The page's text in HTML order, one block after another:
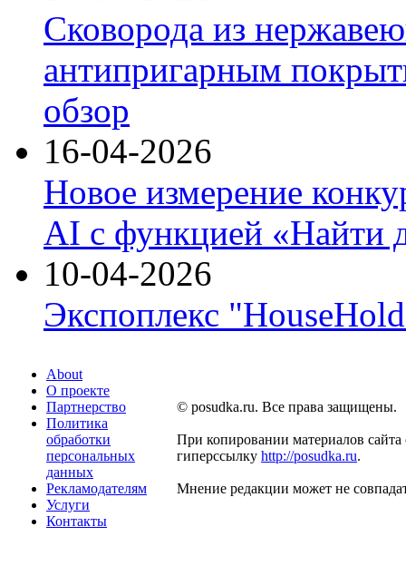
Сковорода из
антипригарным
обзор
16-04-2026
Новое измерение
AI с функцией «Найти
10-04-2026
Экспоплекс
About
О проекте
Партнерство
Политика
обработки
персональных
данных
Рекламодателям
Услуги
Контакты
© posudka.ru. Все права защищены.
При копировании материалов сайта
гиперссылку http://posudka.ru.
Мнение редакции может не